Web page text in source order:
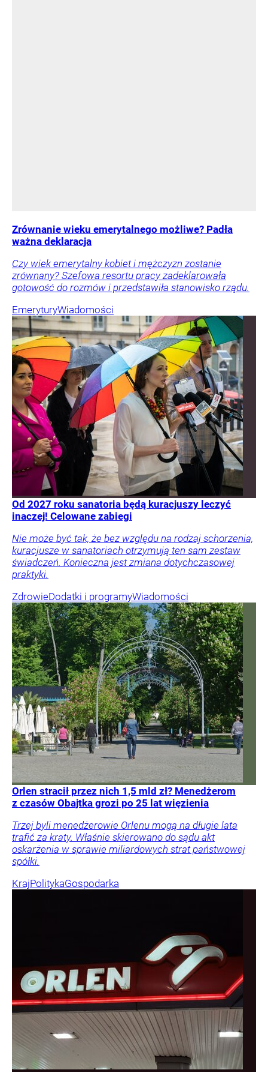
Zrównanie wieku emerytalnego możliwe? Padła
ważna deklaracja
Czy wiek emerytalny kobiet i mężczyzn zostanie
zrównany? Szefowa resortu pracy zadeklarowała
gotowość do rozmów i przedstawiła stanowisko rządu.
EmeryturyWiadomości
Od 2027 roku sanatoria będą kuracjuszy leczyć
inaczej! Celowane zabiegi
Nie może być tak, że bez względu na rodzaj schorzenia,
kuracjusze w sanatoriach otrzymują ten sam zestaw
świadczeń. Konieczna jest zmiana dotychczasowej
praktyki.
ZdrowieDodatki i programyWiadomości
Orlen stracił przez nich 1,5 mld zł? Menedżerom
z czasów Obajtka grozi po 25 lat więzienia
Trzej byli menedżerowie Orlenu mogą na długie lata
trafić za kraty. Właśnie skierowano do sądu akt
oskarżenia w sprawie miliardowych strat państwowej
spółki.
KrajPolitykaGospodarka